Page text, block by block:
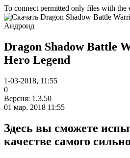
To connect permitted only files with the
Dragon Shadow Battle
Hero Legend
1-03-2018, 11:55
0
Версия: 1.3.50
01 мар. 2018 11:55
Здесь вы сможете
качестве самого